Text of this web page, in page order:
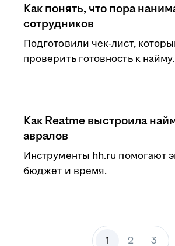
Как понять, что пора
сотрудников
Подготовили чек-лист,
проверить готовность к найму.
Как Reatme выстроила
авралов
Инструменты hh.ru помогают
бюджет и время.
1 2 3